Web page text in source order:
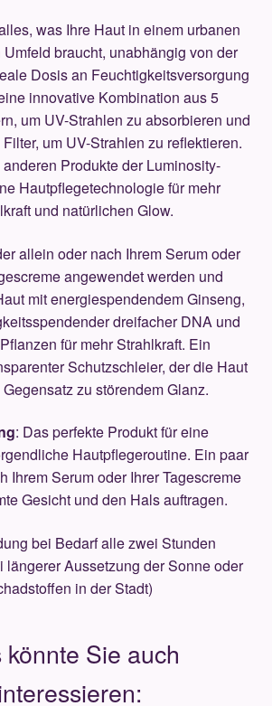
was Ihre Haut in einem urbanen
braucht, unabhängig von der
Dosis an Feuchtigkeitsversorgung
innovative Kombination aus 5
um UV-Strahlen zu absorbieren und
um UV-Strahlen zu reflektieren.
Produkte der Luminosity-
Hautpflegetechnologie für mehr
und natürlichen Glow.
allein oder nach Ihrem Serum oder
angewendet werden und
mit energiespendendem Ginseng,
dreifacher DNA und
für mehr Strahlkraft. Ein
Schutzschleier, der die Haut
Gegensatz zu störendem Glanz.
: Das perfekte Produkt für eine
Hautpflegeroutine. Ein paar
Ihrem Serum oder Ihrer Tagescreme
Gesicht und den Hals auftragen.
bei Bedarf alle zwei Stunden
längerer Aussetzung der Sonne oder
in der Stadt)